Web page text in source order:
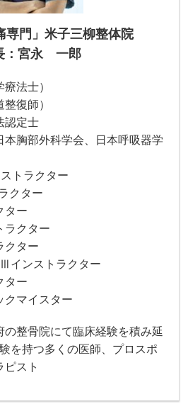
専門」米子三柳整体院
：宮永 一郎
法士）
復師）
認定士
本胸部外科学会、日本呼吸器学
トラクター
クター
ター
ラクター
クター
インストラクター
ター
クマイスター
の整骨院にて臨床経験を積み延
を持つ多くの医師、プロスポ
ピスト